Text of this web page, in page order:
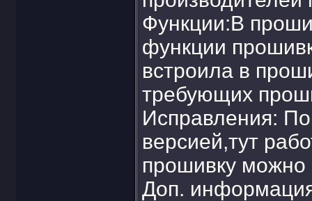
Функции:В
функции
встроила в
требующих
Исправления:
версией,тут
прошивку можно
Доп.